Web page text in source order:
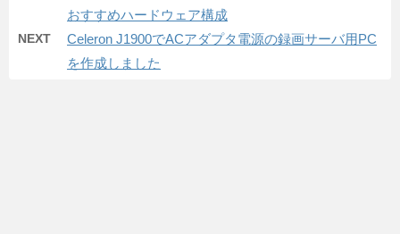
おすすめハードウェア構成
NEXT
Celeron J1900でACアダプタ電源の録画サーバ用PC
を作成しました